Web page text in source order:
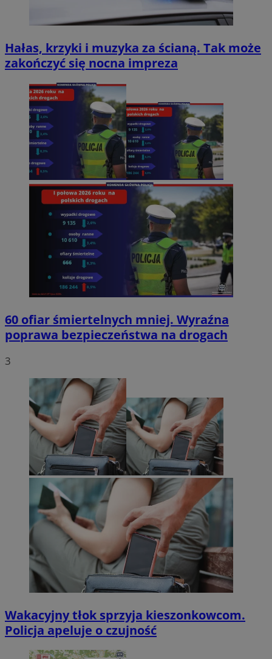
Hałas, krzyki i muzyka za ścianą. Tak może
zakończyć się nocna impreza
60 ofiar śmiertelnych mniej. Wyraźna
poprawa bezpieczeństwa na drogach
3
Wakacyjny tłok sprzyja kieszonkowcom.
Policja apeluje o czujność